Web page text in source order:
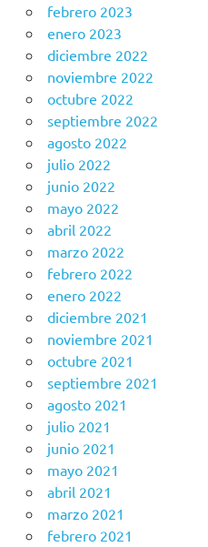
febrero 2023
enero 2023
diciembre 2022
noviembre 2022
octubre 2022
septiembre 2022
agosto 2022
julio 2022
junio 2022
mayo 2022
abril 2022
marzo 2022
febrero 2022
enero 2022
diciembre 2021
noviembre 2021
octubre 2021
septiembre 2021
agosto 2021
julio 2021
junio 2021
mayo 2021
abril 2021
marzo 2021
febrero 2021